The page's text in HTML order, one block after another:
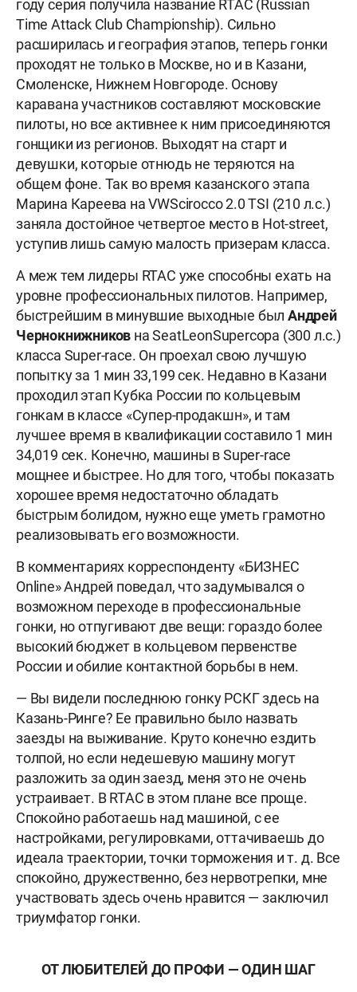
году серия получила название RTAC (Russian
Time Attack Club Championship). Сильно
расширилась и география этапов, теперь гонки
проходят не только в Москве, но и в Казани,
Смоленске, Нижнем Новгороде. Основу
каравана участников составляют московские
пилоты, но все активнее к ним присоединяются
гонщики из регионов. Выходят на старт и
девушки, которые отнюдь не теряются на
общем фоне. Так во время казанского этапа
Марина Кареева на VWScirocco 2.0 TSI (210 л.с.)
заняла достойное четвертое место в Hot-street,
уступив лишь самую малость призерам класса.
А меж тем лидеры RTAC уже способны ехать на
уровне профессиональных пилотов. Например,
быстрейшим в минувшие выходные был Андрей
Чернокнижников на SeatLeonSupercopa (300 л.с.)
класса Super-race. Он проехал свою лучшую
попытку за 1 мин 33,199 сек. Недавно в Казани
проходил этап Кубка России по кольцевым
гонкам в классе «Супер-продакшн», и там
лучшее время в квалификации составило 1 мин
34,019 сек. Конечно, машины в Super-race
мощнее и быстрее. Но для того, чтобы показать
хорошее время недостаточно обладать
быстрым болидом, нужно еще уметь грамотно
реализовывать его возможности.
В комментариях корреспонденту «БИЗНЕС
Online» Андрей поведал, что задумывался о
возможном переходе в профессиональные
гонки, но отпугивают две вещи: гораздо более
высокий бюджет в кольцевом первенстве
России и обилие контактной борьбы в нем.
— Вы видели последнюю гонку РСКГ здесь на
Казань-Ринге? Ее правильно было назвать
заезды на выживание. Круто конечно ездить
толпой, но если недешевую машину могут
разложить за один заезд, меня это не очень
устраивает. В RTAC в этом плане все проще.
Спокойно работаешь над машиной, с ее
настройками, регулировками, оттачиваешь до
идеала траектории, точки торможения и т. д. Все
спокойно, дружественно, без нервотрепки, мне
участвовать здесь очень нравится — заключил
триумфатор гонки.
ОТ ЛЮБИТЕЛЕЙ ДО ПРОФИ — ОДИН ШАГ